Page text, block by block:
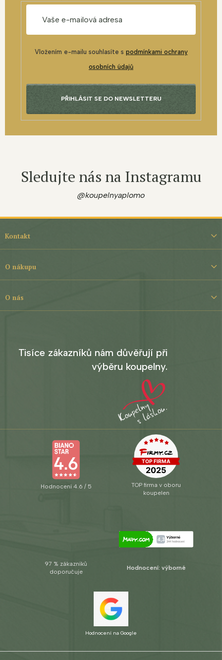
Vložením e-mailu souhlasíte s podmínkami ochrany
osobních údajů
PŘIHLÁSIT SE DO NEWSLETTERU
Sledujte nás na Instagramu
@koupelnyaplomo
Z
í
Kontakt
O nákupu
O nás
Tisíce zákazníků nám důvěřují při
výběru koupelny.
Hodnocení 4.6 / 5
TOP firma v oboru
koupelen
97 % zákazníků
doporučuje
Hodnocení: výborné
Hodnocení na Google